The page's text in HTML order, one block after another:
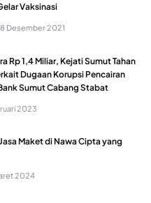
Vaksinasi
Desember 2021
Rp 1,4 Miliar, Kejati Sumut Tahan
Dugaan Korupsi Pencairan
Sumut Cabang Stabat
2023
Maket di Nawa Cipta yang
2024